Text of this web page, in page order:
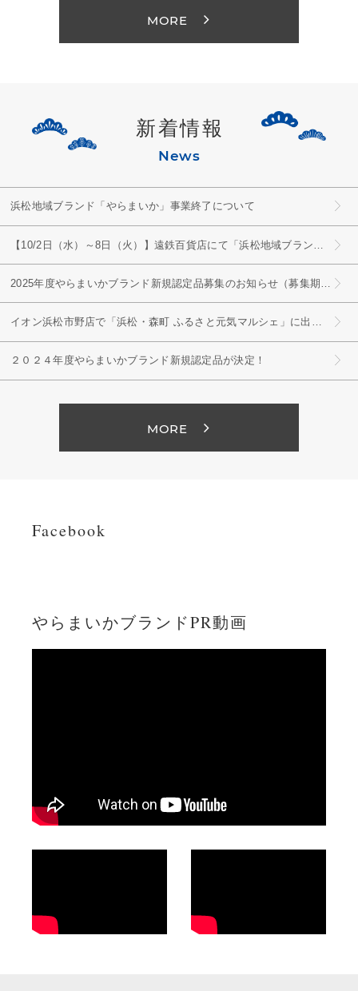
MORE
新着情報
News
浜松地域ブランド「やらまいか」事業終了について
イオン浜松市野店で「浜松・森町 ふるさと元気マルシェ」に出店！（2024年9月27日～9月30日）
２０２４年度やらまいかブランド新規認定品が決定！
MORE
Facebook
やらまいかブランドPR動画